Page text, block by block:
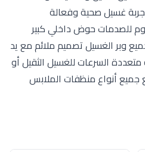
غسيل صحية وفعالة
للصدمات حوض داخلي كبیر
تجمیع وبر الغسیل تصمیم ملائم مع ید
السرعات للغسیل الثقیل أو
جمیع أنواع منظفات الملابس